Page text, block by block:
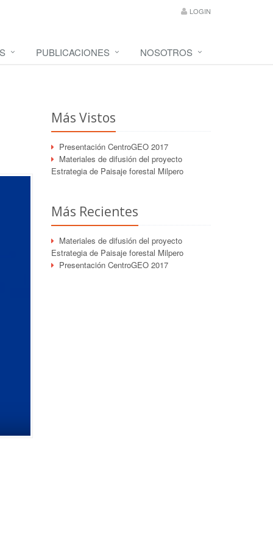
LOGIN
PUBLICACIONES NOSOTROS
Más Vistos
Presentación CentroGEO 2017
Materiales de difusión del proyecto
Estrategia de Paisaje forestal Milpero
Más Recientes
Materiales de difusión del proyecto
Estrategia de Paisaje forestal Milpero
Presentación CentroGEO 2017